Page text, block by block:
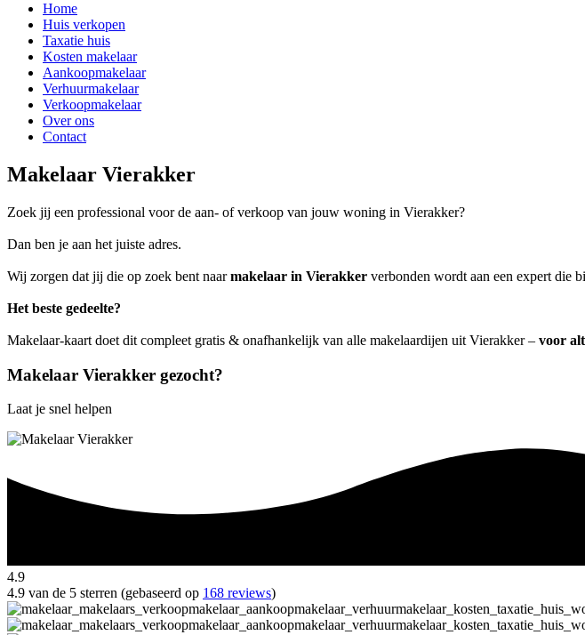
Home
Huis verkopen
Taxatie huis
Kosten makelaar
Aankoopmakelaar
Verhuurmakelaar
Verkoopmakelaar
Over ons
Contact
Makelaar Vierakker
Zoek jij een professional voor de aan- of verkoop van jouw woning in Vierakker?
Dan ben je aan het juiste adres.
Wij zorgen dat jij die op zoek bent naarmakelaar in Vierakker verbonden wordt aan een expert die
Het beste gedeelte?
Makelaar-kaart doet dit compleet gratis & onafhankelijk van alle makelaardijen uit Vierakker – voor
Makelaar Vierakker gezocht?
Laat je snel helpen
4.9
4.9 van de 5 sterren (gebaseerd op 168 reviews)